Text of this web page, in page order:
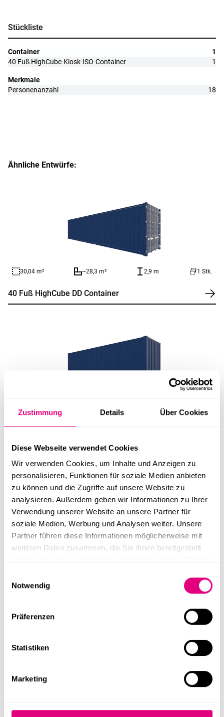
Zustimmung Details Über Cookies
Diese Webseite verwendet Cookies
Wir verwenden Cookies, um Inhalte und Anzeigen zu
personalisieren, Funktionen für soziale Medien anbieten
zu können und die Zugriffe auf unsere Website zu
analysieren. Außerdem geben wir Informationen zu Ihrer
Verwendung unserer Website an unsere Partner für
soziale Medien, Werbung und Analysen weiter. Unsere
Partner führen diese Informationen möglicherweise mit
weiteren Daten zusammen, die Sie ihnen bereitgestellt
Notwendig
Präferenzen
Statistiken
Marketing
Stückliste
Container
1
40 Fuß HighCube-Kiosk-ISO-Container
1
Merkmale
Personenanzahl
18
Ähnliche Entwürfe:
30,04 m² ~28,3 m² 2,9 m 1 Stk.
40 Fuß HighCube DD Container
40 Fuß HighCube Container
30,24 m² ~28,3 m² 2,59 m 1 Stk.
1 Stk.